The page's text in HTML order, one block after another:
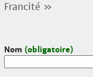
Francité »
Nom (obligatoire)